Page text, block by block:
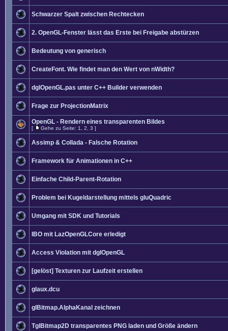
Schwarzer Spalt zwischen Rechtecken
2. OpenGL-Fenster lässt das Erste bei Freigabe abstürzen
Bedeutung von generisch
CreateFont. Wie findet man den Wert von nWidth?
dglOpenGL.pas unter C++ Builder verwenden
Frage zur ProjectionMatrix
OpenGL - Rendern eines transparenten Bildes
[ Gehe zu Seite: 1 2 3 ]
Assimp & Collada - Falsche Rotation
Framework für Animationen in C++
Einfache Child-Parent-Rotation
Problem bei Kugeldarstellung mittels gluQuadric
Umgang mit SDK und Tutorials
IBO mit LazOpenGLCore erledigt
Access Violation mit dglOpenGL
[gelöst] Texturen zur Laufzeit erstellen
glaux.dcu
glBitmap.AlphaKanal zeichnen
TglBitmap2D transparentes PNG laden und Größe ändern